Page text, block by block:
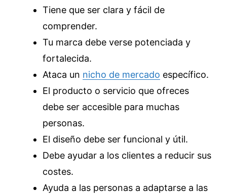
Tiene que ser clara y fácil de
comprender.
Tu marca debe verse potenciada y
fortalecida.
Ataca un nicho de mercado específico.
El producto o servicio que ofreces
debe ser accesible para muchas
personas.
El diseño debe ser funcional y útil.
Debe ayudar a los clientes a reducir sus
costes.
Ayuda a las personas a adaptarse a las